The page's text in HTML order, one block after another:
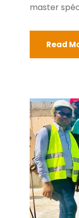
master
Read